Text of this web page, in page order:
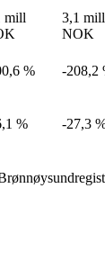
mill
3,1 mill
NOK
% -208,2
%
-27,3